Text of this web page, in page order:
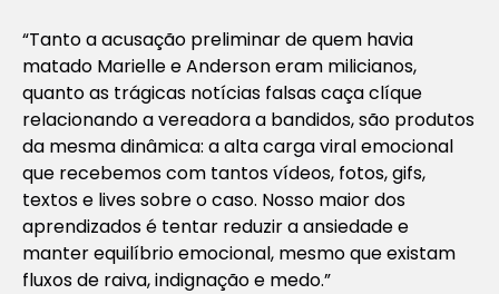
“Tanto a acusação preliminar de quem havia
matado Marielle e Anderson eram milicianos,
quanto as trágicas notícias falsas caça clíque
relacionando a vereadora a bandidos, são produtos
da mesma dinâmica: a alta carga viral emocional
que recebemos com tantos vídeos, fotos, gifs,
textos e lives sobre o caso. Nosso maior dos
aprendizados é tentar reduzir a ansiedade e
manter equilíbrio emocional, mesmo que existam
fluxos de raiva, indignação e medo.”